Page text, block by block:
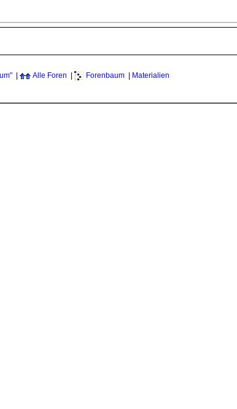
Alle Foren Forenbaum Materialien